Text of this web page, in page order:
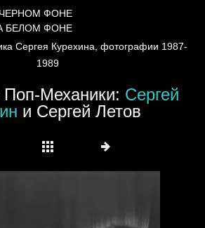
ФОНЕ
БЕЛОМ ФОНЕ
Сергея Курехина, фотографии 1987-
1989
Поп-Механики: Сергей
и Сергей Летов